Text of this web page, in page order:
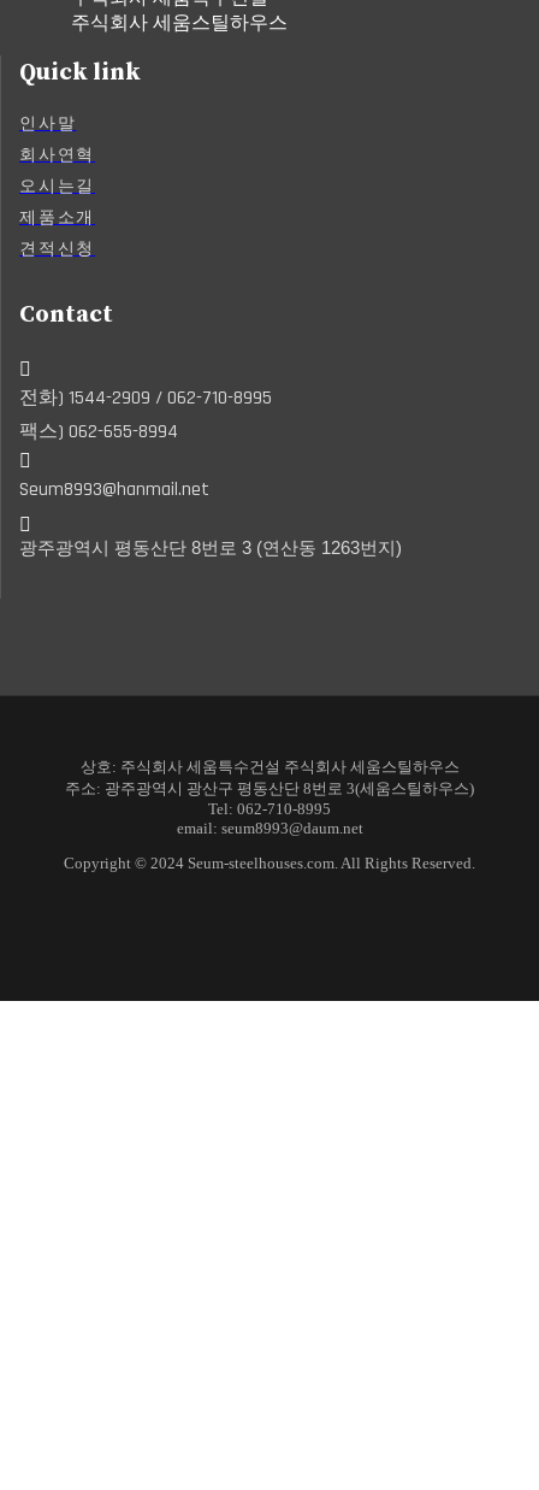
주식회사 세움스틸하우스
Quick link
인사말
회사연혁
오시는길
제품소개
견적신청
Contact

전화) 1544-2909 / 062-710-8995
팩스) 062-655-8994

Seum8993@hanmail.net

광주광역시 평동산단 8번로 3 (연산동 1263번지)
상호: 주식회사 세움특수건설 주식회사 세움스틸하우스
주소: 광주광역시 광산구 평동산단 8번로 3(세움스틸하우스)
Tel: 062-710-8995
email: seum8993@daum.net
Copyright © 2024 Seum-steelhouses.com. All Rights Reserved.